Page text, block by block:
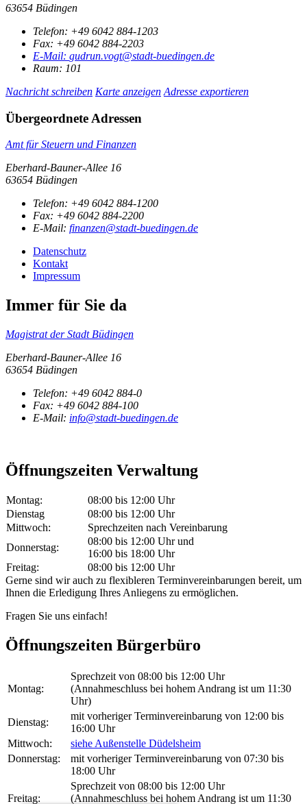
63654 Büdingen
Telefon: +49 6042 884-1203
Fax: +49 6042 884-2203
E-Mail: gudrun.vogt@stadt-buedingen.de
Raum: 101
Nachricht schreiben Karte anzeigen Adresse exportieren
Übergeordnete Adressen
Amt für Steuern und Finanzen
Eberhard-Bauner-Allee 16
63654 Büdingen
Telefon: +49 6042 884-1200
Fax: +49 6042 884-2200
E-Mail: finanzen@stadt-buedingen.de
Datenschutz
Kontakt
Impressum
Immer für Sie da
Magistrat der Stadt Büdingen
Eberhard-Bauner-Allee 16
63654 Büdingen
Telefon: +49 6042 884-0
Fax: +49 6042 884-100
E-Mail: info@stadt-buedingen.de
Öffnungszeiten Verwaltung
Montag:
08:00 bis 12:00 Uhr
Dienstag
08:00 bis 12:00 Uhr
Mittwoch:
Sprechzeiten nach Vereinbarung
Donnerstag:
08:00 bis 12:00 Uhr und
16:00 bis 18:00 Uhr
Freitag:
08:00 bis 12:00 Uhr
Gerne sind wir auch zu flexibleren Terminvereinbarungen bereit, um
Ihnen die Erledigung Ihres Anliegens zu ermöglichen.
Fragen Sie uns einfach!
Öffnungszeiten Bürgerbüro
Montag:
Sprechzeit von 08:00 bis 12:00 Uhr
(Annahmeschluss bei hohem Andrang ist um 11:30
Uhr)
Dienstag:
mit vorheriger Terminvereinbarung von 12:00 bis
16:00 Uhr
Mittwoch:
siehe Außenstelle Düdelsheim
Donnerstag:
mit vorheriger Terminvereinbarung von 07:30 bis
18:00 Uhr
Freitag:
Sprechzeit von 08:00 bis 12:00 Uhr
(Annahmeschluss bei hohem Andrang ist um 11:30